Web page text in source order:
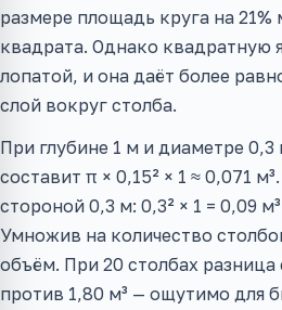
размере площадь круга на
квадрата. Однако квадратную
лопатой, и она даёт более
слой вокруг столба.
При глубине 1 м и диаметре
составит π × 0,15² × 1 ≈ 0,071
стороной 0,3 м: 0,3² × 1 = 0,09
Умножив на количество
объём. При 20 столбах разница
против 1,80 м³ — ощутимо для